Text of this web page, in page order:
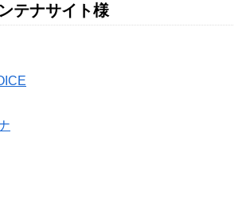
岡大毅が結婚→まさかの「誕生済み」報告
がスピリチュアルにハマる理由にガル民共
ｗｗ
相互RSS
テナサイト様